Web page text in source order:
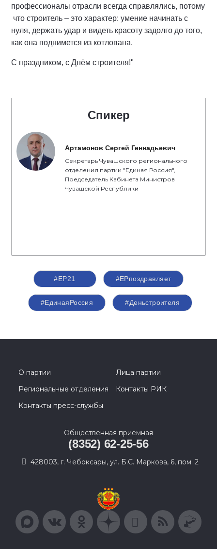
профессионалы отрасли всегда справлялись, потому
что строитель – это характер: умение начинать с
нуля, держать удар и видеть красоту задолго до того,
как она поднимется из котлована.
С праздником, с Днём строителя!"
Спикер
Артамонов Сергей Геннадьевич
Секретарь Чувашского регионального
отделения партии "Единая Россия",
Председатель Кабинета Министров
Чувашской Республики
#ЕР21 #ЕРпоздравляет
#ЕдинаяРоссия #Деньстроителя
О партии
Лица партии
Региональные отделения
Контакты РИК
Контакты пресс-службы
Общественная приемная
(8352) 62-25-56
428003, г. Чебоксары, ул. Б.С. Маркова, 6, пом. 2